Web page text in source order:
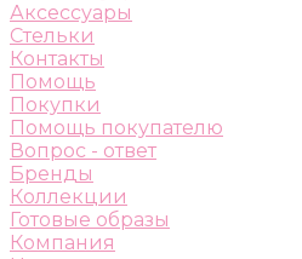
Аксессуары
Стельки
Контакты
Помощь
Покупки
Помощь покупателю
Вопрос - ответ
Бренды
Коллекции
Готовые образы
Компания